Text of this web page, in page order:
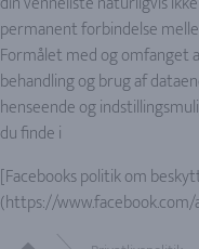
permanent forbindelse
Formålet med og omfanget
behandling og brug af
henseende og
du finde i
[Facebooks politik om
(https://